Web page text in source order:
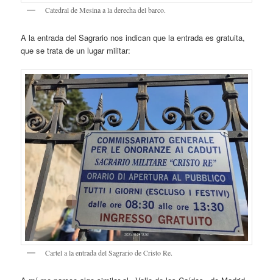
Catedral de Mesina a la derecha del barco.
A la entrada del Sagrario nos indican que la entrada es gratuita,
que se trata de un lugar militar:
Cartel a la entrada del Sagrario de Cristo Re.